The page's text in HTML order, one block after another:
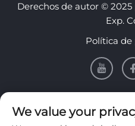
Derechos de autor ©
Exp.
Política de
We value your